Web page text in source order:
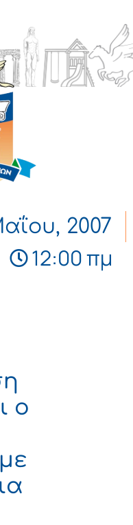
2007
12:00 πμ
ο